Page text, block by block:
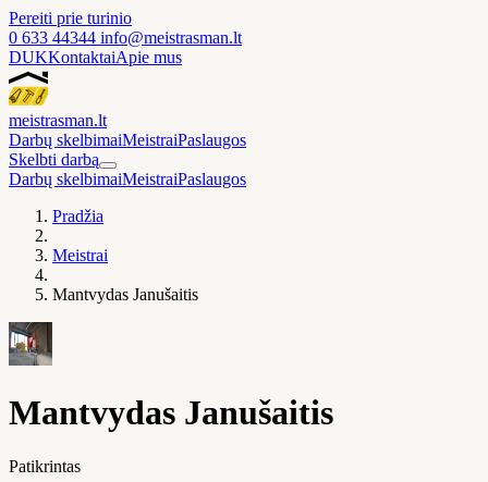
Pereiti prie turinio
0 633 44344 info@meistrasman.lt
DUKKontaktaiApie mus
meistrasman.lt
Darbų skelbimaiMeistraiPaslaugos
Skelbti darbą
Darbų skelbimaiMeistraiPaslaugos
Pradžia
Meistrai
Mantvydas Janušaitis
Mantvydas Janušaitis
Patikrintas